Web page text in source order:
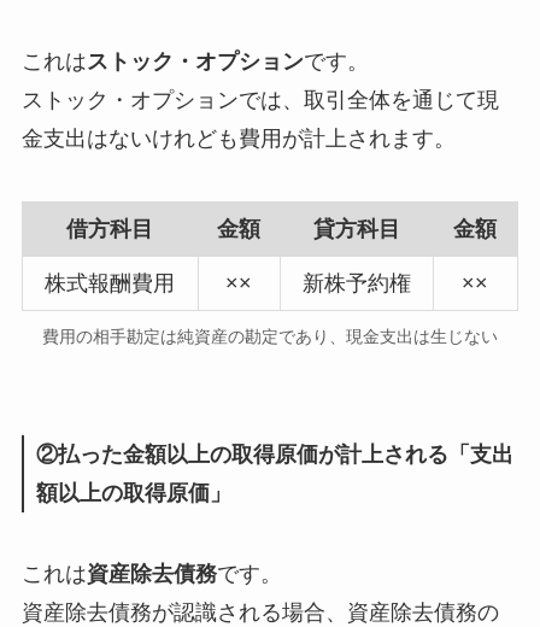
これはストック・オプションです。
ストック・オプションでは、取引全体を通じて現
金支出はないけれども費用が計上されます。
借方科目 金額 貸方科目 金額
株式報酬費用 ×× 新株予約権 ××
費用の相手勘定は純資産の勘定であり、現金支出は生じない
②払った金額以上の取得原価が計上される「支出
額以上の取得原価」
これは資産除去債務です。
資産除去債務が認識される場合、資産除去債務の